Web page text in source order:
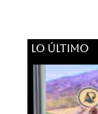
LO ÚLTIMO